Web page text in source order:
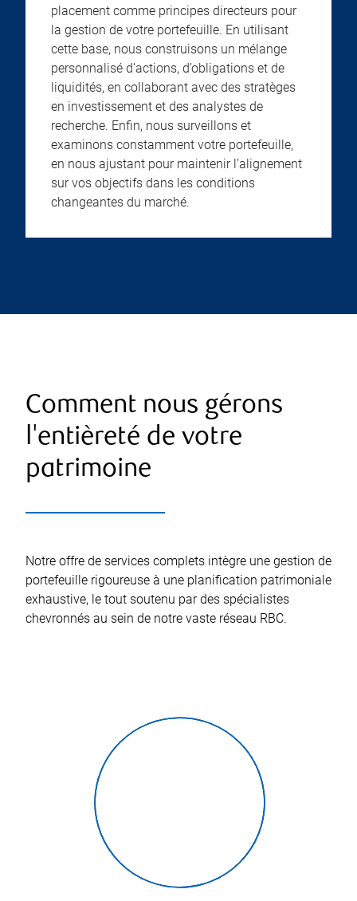
placement comme principes directeurs pour
la gestion de votre portefeuille. En utilisant
cette base, nous construisons un mélange
personnalisé d’actions, d’obligations et de
liquidités, en collaborant avec des stratèges
en investissement et des analystes de
recherche. Enfin, nous surveillons et
examinons constamment votre portefeuille,
en nous ajustant pour maintenir l’alignement
sur vos objectifs dans les conditions
changeantes du marché.
Comment nous gérons
l'entièreté de votre
patrimoine
Notre offre de services complets intègre une gestion de
portefeuille rigoureuse à une planification patrimoniale
exhaustive, le tout soutenu par des spécialistes
chevronnés au sein de notre vaste réseau RBC.